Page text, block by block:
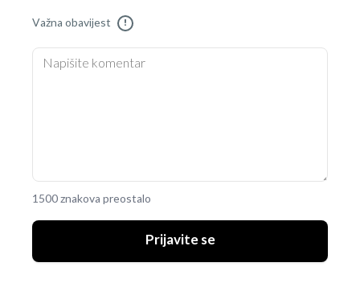
Važna obavijest !
1500 znakova preostalo
Prijavite se